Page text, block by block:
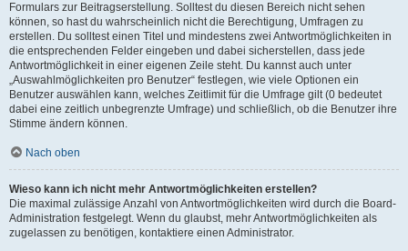
Formulars zur Beitragserstellung. Solltest du diesen Bereich nicht sehen
können, so hast du wahrscheinlich nicht die Berechtigung, Umfragen zu
erstellen. Du solltest einen Titel und mindestens zwei Antwortmöglichkeiten in
die entsprechenden Felder eingeben und dabei sicherstellen, dass jede
Antwortmöglichkeit in einer eigenen Zeile steht. Du kannst auch unter
„Auswahlmöglichkeiten pro Benutzer“ festlegen, wie viele Optionen ein
Benutzer auswählen kann, welches Zeitlimit für die Umfrage gilt (0 bedeutet
dabei eine zeitlich unbegrenzte Umfrage) und schließlich, ob die Benutzer ihre
Stimme ändern können.
Nach oben
Wieso kann ich nicht mehr Antwortmöglichkeiten erstellen?
Die maximal zulässige Anzahl von Antwortmöglichkeiten wird durch die Board-
Administration festgelegt. Wenn du glaubst, mehr Antwortmöglichkeiten als
zugelassen zu benötigen, kontaktiere einen Administrator.